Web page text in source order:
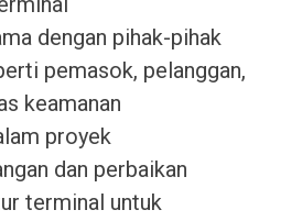
dengan pihak-pihak
pemasok, pelanggan,
keamanan
proyek
dan perbaikan
terminal untuk